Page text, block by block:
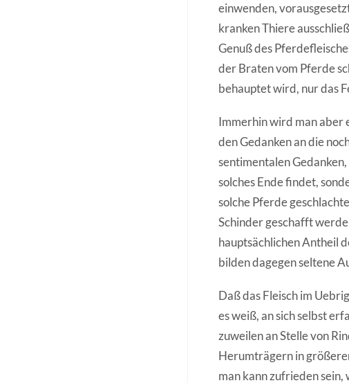
einwenden,
kranken Thiere
Genuß des
der Braten vom Pferde
behauptet wird, nur das
Immerhin wird man aber
den Gedanken an die
sentimentalen
solches Ende findet,
solche Pferde
Schinder geschafft
hauptsächlichen Antheil
bilden dagegen seltene
Daß das Fleisch im
es weiß, an sich selbst
zuweilen an Stelle von
Herumträgern in
man kann zufrieden